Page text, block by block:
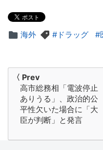
海外 ドラッグ
〈 Prev
高市総務相「電波停止
ありうる」、政治的公
平性欠いた場合に「大
臣が判断」と発言